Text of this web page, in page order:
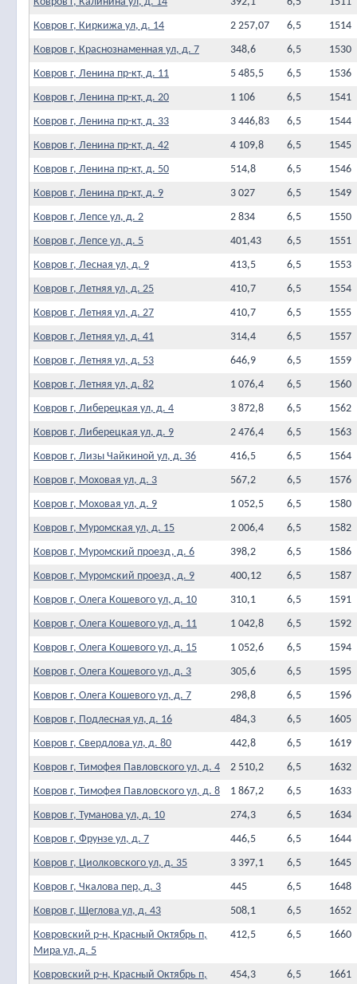
Ковров г, Киркижа ул, д. 14
2 257,07 6,5
1514
Ковров г, Краснознаменная ул, д. 7
348,6 6,5
1530
Ковров г, Ленина пр-кт, д. 11
5 485,5 6,5
1536
Ковров г, Ленина пр-кт, д. 20
1 106 6,5
1541
Ковров г, Ленина пр-кт, д. 33
3 446,83 6,5
1544
Ковров г, Ленина пр-кт, д. 42
4 109,8 6,5
1545
Ковров г, Ленина пр-кт, д. 50
514,8 6,5
1546
Ковров г, Ленина пр-кт, д. 9
3 027 6,5
1549
Ковров г, Лепсе ул, д. 2
2 834 6,5
1550
Ковров г, Лепсе ул, д. 5
401,43 6,5
1551
Ковров г, Лесная ул, д. 9
413,5 6,5
1553
Ковров г, Летняя ул, д. 25
410,7 6,5
1554
Ковров г, Летняя ул, д. 27
410,7 6,5
1555
Ковров г, Летняя ул, д. 41
314,4 6,5
1557
Ковров г, Летняя ул, д. 53
646,9 6,5
1559
Ковров г, Летняя ул, д. 82
1 076,4 6,5
1560
Ковров г, Либерецкая ул, д. 4
3 872,8 6,5
1562
Ковров г, Либерецкая ул, д. 9
2 476,4 6,5
1563
Ковров г, Лизы Чайкиной ул, д. 36
416,5 6,5
1564
Ковров г, Моховая ул, д. 3
567,2 6,5
1576
Ковров г, Моховая ул, д. 9
1 052,5 6,5
1580
Ковров г, Муромская ул, д. 15
2 006,4 6,5
1582
Ковров г, Муромский проезд, д. 6
398,2 6,5
1586
Ковров г, Муромский проезд, д. 9
400,12 6,5
1587
Ковров г, Олега Кошевого ул, д. 10
310,1 6,5
1591
Ковров г, Олега Кошевого ул, д. 11
1 042,8 6,5
1592
Ковров г, Олега Кошевого ул, д. 15
1 052,6 6,5
1594
Ковров г, Олега Кошевого ул, д. 3
305,6 6,5
1595
Ковров г, Олега Кошевого ул, д. 7
298,8 6,5
1596
Ковров г, Подлесная ул, д. 16
484,3 6,5
1605
Ковров г, Свердлова ул, д. 80
442,8 6,5
1619
Ковров г, Тимофея Павловского ул, д. 4
2 510,2 6,5
1632
Ковров г, Тимофея Павловского ул, д. 8
1 867,2 6,5
1633
Ковров г, Туманова ул, д. 10
274,3 6,5
1634
Ковров г, Фрунзе ул, д. 7
446,5 6,5
1644
Ковров г, Циолковского ул, д. 35
3 397,1 6,5
1645
Ковров г, Чкалова пер, д. 3
445 6,5
1648
Ковров г, Щеглова ул, д. 43
508,1 6,5
1652
Ковровский р-н, Красный Октябрь п,
Мира ул, д. 5
412,5 6,5 1660
Ковровский р-н, Красный Октябрь п,
454,3 6,5 1661